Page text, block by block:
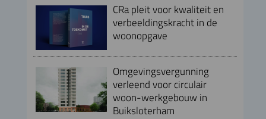
CRa pleit voor kwaliteit en
verbeeldingskracht in de
woonopgave
Omgevingsvergunning
verleend voor circulair
woon-werkgebouw in
Buiksloterham